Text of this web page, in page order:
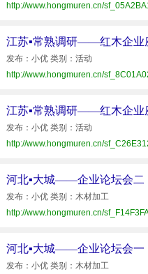
江苏▪常熟调研——红木企业
发布：小优 类别：活动
江苏▪常熟调研——红木企业
发布：小优 类别：活动
河北▪大城——企业论坛会二
发布：小优 类别：木材加工
河北▪大城——企业论坛会一
发布：小优 类别：木材加工